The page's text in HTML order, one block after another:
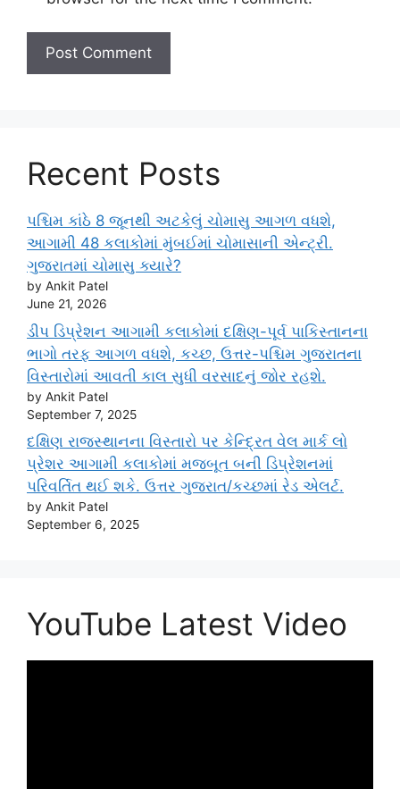
Recent Posts
પશ્ચિમ કાંઠે 8 જૂનથી અટકેલું ચોમાસુ આગળ વધશે,
આગામી 48 કલાકોમાં મુંબઈમાં ચોમાસાની એન્ટ્રી.
ગુજરાતમાં ચોમાસુ ક્યારે?
by Ankit Patel
June 21, 2026
ડીપ ડિપ્રેશન આગામી કલાકોમાં દક્ષિણ-પૂર્વ પાકિસ્તાનના
ભાગો તરફ આગળ વધશે, કચ્છ, ઉત્તર-પશ્ચિમ ગુજરાતના
વિસ્તારોમાં આવતી કાલ સુધી વરસાદનું જોર રહશે.
by Ankit Patel
September 7, 2025
દક્ષિણ રાજસ્થાનના વિસ્તારો પર કેન્દ્રિત વેલ માર્ક લો
પ્રેશર આગામી કલાકોમાં મજબૂત બની ડિપ્રેશનમાં
પરિવર્તિત થઈ શકે. ઉત્તર ગુજરાત/કચ્છમાં રેડ એલર્ટ.
by Ankit Patel
September 6, 2025
YouTube Latest Video